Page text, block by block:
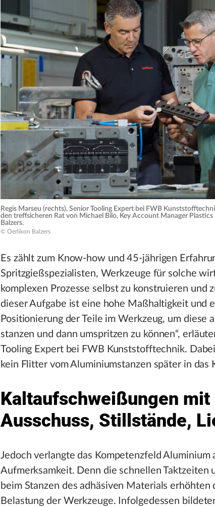
Regis Marseu (rechts), Senior Tooling Expert bei FWB
den treffsicheren Rat von Michael Bilo, Key Account Manager Plastics
Balzers.
© Oerlikon Balzers
Es zählt zum Know-how und 45-jährigen
Spritzgießspezialisten, Werkzeuge für solche
komplexen Prozesse selbst zu konstruieren und
dieser Aufgabe ist eine hohe Maßhaltigkeit und
Positionierung der Teile im Werkzeug, um diese
stanzen und dann umspritzen zu können“,
Tooling Expert bei FWB Kunststofftechnik.
kein Flitter vom Aluminiumstanzen später in das
Kaltaufschweißungen mit
Ausschuss, Stillstände,
Jedoch verlangte das Kompetenzfeld Aluminium
Aufmerksamkeit. Denn die schnellen Taktzeiten
beim Stanzen des adhäsiven Materials erhöhten
Belastung der Werkzeuge. Infolgedessen